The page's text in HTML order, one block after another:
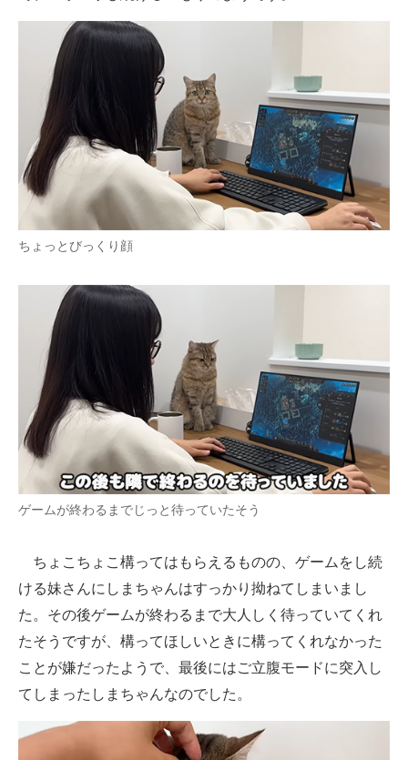
ちょっとびっくり顔
ゲームが終わるまでじっと待っていたそう
ちょこちょこ構ってはもらえるものの、ゲームをし続
ける妹さんにしまちゃんはすっかり拗ねてしまいまし
た。その後ゲームが終わるまで大人しく待っていてくれ
たそうですが、構ってほしいときに構ってくれなかった
ことが嫌だったようで、最後にはご立腹モードに突入し
てしまったしまちゃんなのでした。